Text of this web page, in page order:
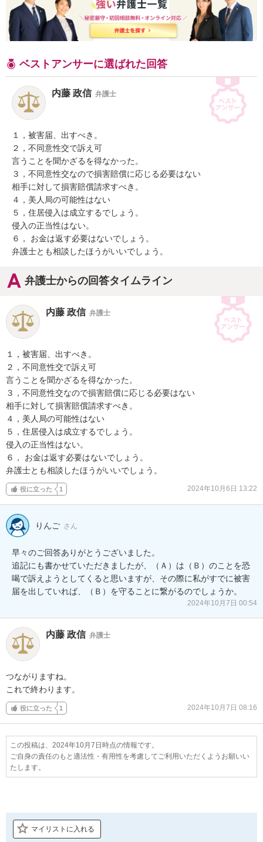
ベストアンサーに選ばれた回答
内藤 政信 弁護士
１，被害届、出すべき。
２，不同意性交で訴え可
言うことを聞かざるを得なかった。
３，不同意性交なので損害賠償に応じる必要はない
相手に対して損害賠償請求すべき。
４，美人局の可能性はない
５，住居侵入は成立するでしょう。
侵入の正当性はない。
６， お金は返す必要はないでしょう。
弁護士とも相談したほうがいいでしょう。
弁護士からの回答タイムライン
内藤 政信 弁護士
１，被害届、出すべき。
２，不同意性交で訴え可
言うことを聞かざるを得なかった。
３，不同意性交なので損害賠償に応じる必要はない
相手に対して損害賠償請求すべき。
４，美人局の可能性はない
５，住居侵入は成立するでしょう。
侵入の正当性はない。
６， お金は返す必要はないでしょう。
弁護士とも相談したほうがいいでしょう。
役に立った 1 2024年10月6日 13:22
りんご さん
早々のご回答ありがとうございました。
追記にも書かせていただきましたが、（Ａ）は（Ｂ）のことを恐
喝で訴えようとしてくると思いますが、その際に私がすでに被害
2024年10月7日 00:54
内藤 政信 弁護士
つながりますね。
これで終わります。
役に立った 1 2024年10月7日 08:16
この投稿は、2024年10月7日時点の情報です。
ご自身の責任のもと適法性・有用性を考慮してご利用いただくようお願いい
たします。
マイリストに入れる